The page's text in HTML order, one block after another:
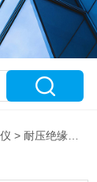
> 耐压绝缘测试仪器